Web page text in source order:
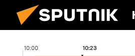
10:00 10:23